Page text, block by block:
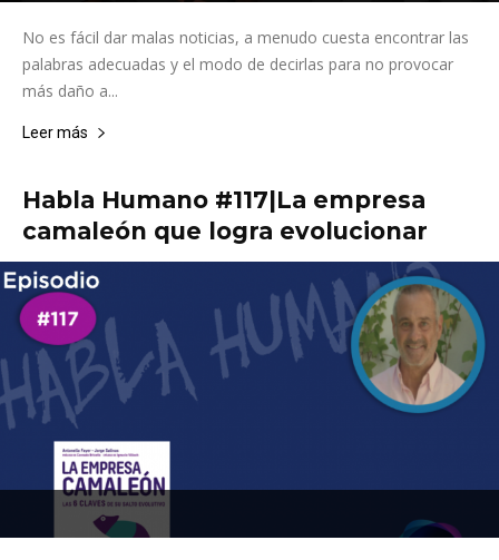
No es fácil dar malas noticias, a menudo cuesta encontrar las
palabras adecuadas y el modo de decirlas para no provocar
más daño a...
Leer más
Habla Humano #117|La empresa
camaleón que logra evolucionar